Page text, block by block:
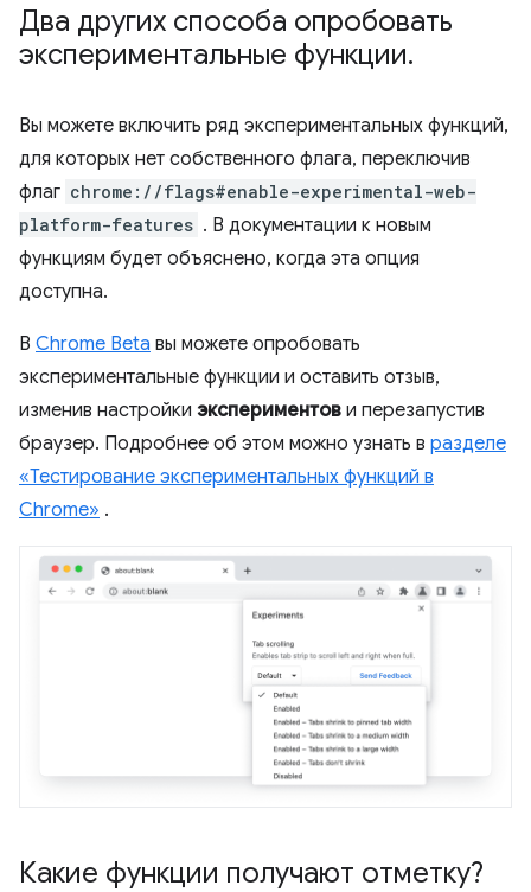
Два других способа опробовать
экспериментальные функции.
Вы можете включить ряд экспериментальных функций,
для которых нет собственного флага, переключив
флаг chrome://flags#enable-experimental-web-
platform-features . В документации к новым
функциям будет объяснено, когда эта опция
доступна.
В Chrome Beta вы можете опробовать
экспериментальные функции и оставить отзыв,
изменив настройки экспериментов и перезапустив
браузер. Подробнее об этом можно узнать в разделе
«Тестирование экспериментальных функций в
Chrome» .
Какие функции получают отметку?